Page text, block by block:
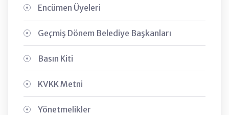
Encümen Üyeleri
Geçmiş Dönem Belediye Başkanları
Basın Kiti
KVKK Metni
Yönetmelikler